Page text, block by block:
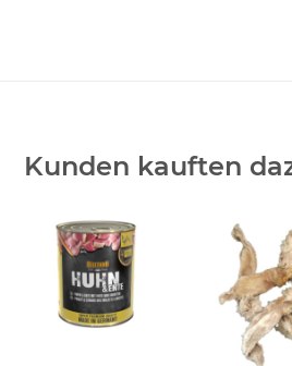
Kunden kauften